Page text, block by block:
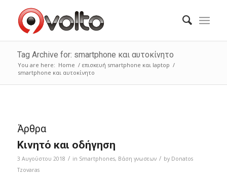
Tag Archive for: smartphone και αυτοκίνητο
You are here: Home / επισκευή smartphone και laptop /
smartphone και αυτοκίνητο
Άρθρα
Κινητό και οδήγηση
3 Αυγούστου 2018 / in Smartphones, Bάση γνωσεων / by Donatos
Tzovaras